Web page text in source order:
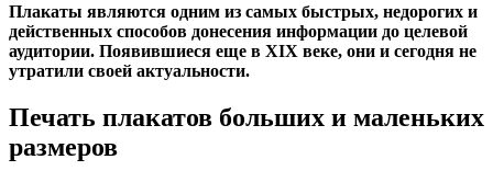
Плакаты являются одним из самых быстрых, недорогих и
действенных способов донесения информации до целевой
аудитории. Появившиеся еще в XIX веке, они и сегодня не
утратили своей актуальности.
Печать плакатов больших и маленьких
размеров